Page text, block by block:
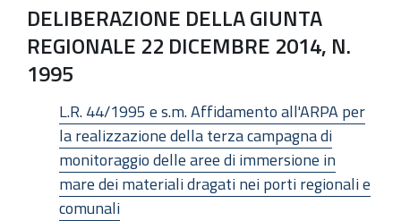
DELIBERAZIONE DELLA GIUNTA
REGIONALE 22 DICEMBRE 2014, N.
1995
L.R. 44/1995 e s.m. Affidamento all'ARPA per
la realizzazione della terza campagna di
monitoraggio delle aree di immersione in
mare dei materiali dragati nei porti regionali e
comunali